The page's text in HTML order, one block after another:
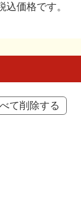
価格です。
て削除する